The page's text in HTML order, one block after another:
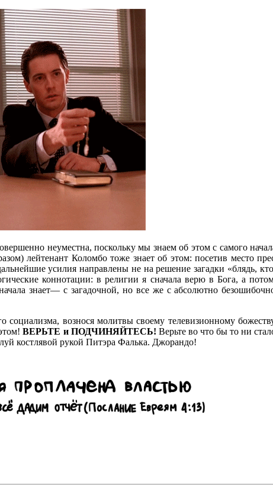
неуместна, поскольку мы знаем об этом с самого
лейтенант Коломбо тоже знает об этом: посетив место
усилия направлены не на решение загадки «блядь,
коннотации: в религии я сначала верю в Бога, а
знает— с загадочной, но все же с абсолютно
вознося молитвы своему телевизионному
ВЕРЬТЕ и ПОДЧИНЯЙТЕСЬ! Верьте во что бы то ни
костлявой рукой Питэра Фалька. Джорандо!